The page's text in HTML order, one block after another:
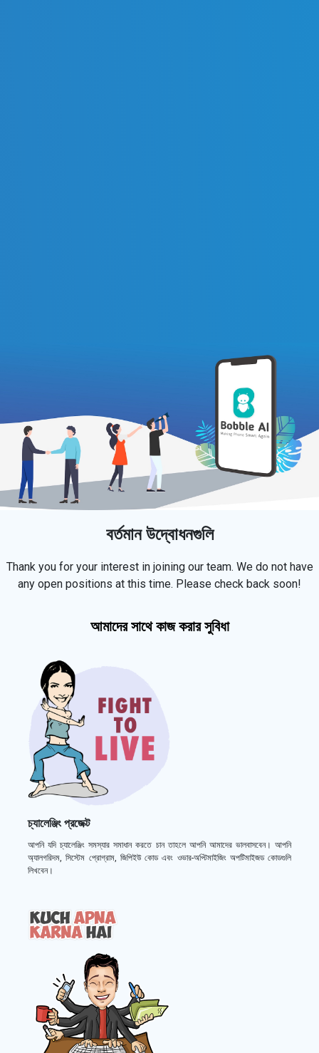
বর্তমান উদ্বোধনগুলি
Thank you for your interest in joining our team. We do not have
any open positions at this time. Please check back soon!
আমাদের সাথে কাজ করার সুবিধা
চ্যালেঞ্জিং প্রজেক্ট
আপনি যদি চ্যালেঞ্জিং সমস্যার সমাধান করতে চান তাহলে আপনি আমাদের ভালবাসবেন। আপনি
অ্যালগরিদম, সিস্টেম প্রোগ্রাম, জিপিইউ কোড এবং ওভার-অপ্টিমাইজিং অপটিমাইজড কোডগুলি
লিখবেন।